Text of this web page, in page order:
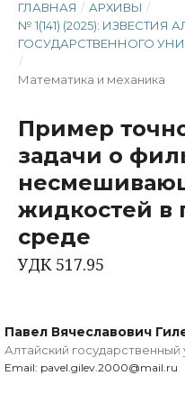
ГЛАВНАЯ / АРХИВЫ /
№ 1(141) (2025): ИЗВЕСТИЯ
ГОСУДАРСТВЕННОГО
/
Математика и механика
Пример
задачи о
жидкостей в
среде
УДК 517.95
Павел Вячеславович
Алтайский
Email: pavel.gilev.2000@mail.ru